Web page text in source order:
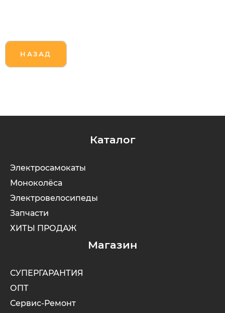
НАЗАД
Каталог
Электросамокаты
Моноколёса
Электровелосипеды
Запчасти
ХИТЫ ПРОДАЖ
Магазин
СУПЕРГАРАНТИЯ
ОПТ
Сервис-Ремонт